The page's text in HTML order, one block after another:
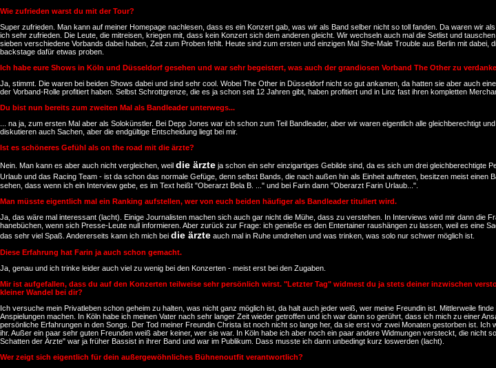
Wie zufrieden warst du mit der Tour?
Super zufrieden. Man kann auf meiner Homepage nachlesen, dass es ein Konzert gab, was wir als Band selber nicht so toll fanden. Da waren wir
ich sehr zufrieden. Die Leute, die mitreisen, kriegen mit, dass kein Konzert sich dem anderen gleicht. Wir wechseln auch mal die Setlist und
sieben verschiedene Vorbands dabei haben, Zeit zum Proben fehlt. Heute sind zum ersten und einzigen Mal She-Male Trouble aus Berlin mit
backstage dafür etwas proben.
Ich habe eure Shows in Köln und Düsseldorf gesehen und war sehr begeistert, was auch der grandiosen Vorband The Other zu
Ja, stimmt. Die waren bei beiden Shows dabei und sind sehr cool. Wobei The Other in Düsseldorf nicht so gut ankamen, da hatten sie aber auch
der Vorband-Rolle profitiert haben. Selbst Schrottgrenze, die es ja schon seit 12 Jahren gibt, haben profitiert und in Linz fast ihren kompletten
Du bist nun bereits zum zweiten Mal als Bandleader unterwegs...
... na ja, zum ersten Mal aber als Solokünstler. Bei Depp Jones war ich schon zum Teil Bandleader, aber wir waren eigentlich alle
diskutieren auch Sachen, aber die endgültige Entscheidung liegt bei mir.
Ist es schöneres Gefühl als on the road mit die ärzte?
Nein. Man kann es aber auch nicht vergleichen, weil die ärzte ja schon ein sehr einzigartiges Gebilde sind, da es sich um drei gleichberechtigte
Urlaub und das Racing Team - ist da schon das normale Gefüge, denn selbst Bands, die nach außen hin als Einheit auftreten, besitzen meist einen
sehen, dass wenn ich ein Interview gebe, es im Text heißt "Oberarzt Bela B. ..." und bei Farin dann "Oberarzt Farin Urlaub...".
Man müsste eigentlich mal ein Ranking aufstellen, wer von euch beiden häufiger als Bandleader tituliert wird.
Ja, das wäre mal interessant (lacht). Einige Journalisten machen sich auch gar nicht die Mühe, dass zu verstehen. In Interviews wird mir dann die
hanebüchen, wenn sich Presse-Leute null informieren. Aber zurück zur Frage: ich genieße es den Entertainer raushängen zu lassen, weil es eine
das sehr viel Spaß. Andererseits kann ich mich bei die ärzte auch mal in Ruhe umdrehen und was trinken, was solo nur schwer möglich ist.
Diese Erfahrung hat Farin ja auch schon gemacht.
Ja, genau und ich trinke leider auch viel zu wenig bei den Konzerten - meist erst bei den Zugaben.
Mir ist aufgefallen, dass du auf den Konzerten teilweise sehr persönlich wirst. "Letzter Tag" widmest du ja stets deiner inzwischen
kleiner Wandel bei dir?
Ich versuche mein Privatleben schon geheim zu halten, was nicht ganz möglich ist, da halt auch jeder weiß, wer meine Freundin ist. Mittlerweile
Anspielungen machen. In Köln habe ich meinen Vater nach sehr langer Zeit wieder getroffen und ich war dann so gerührt, dass ich mich zu einer
persönliche Erfahrungen in den Songs. Der Tod meiner Freundin Christa ist noch nicht so lange her, da sie erst vor zwei Monaten gestorben ist.
ihr. Außer ein paar sehr guten Freunden weiß aber keiner, wer sie war. In Köln habe ich aber noch ein paar andere Widmungen versteckt, die
Schatten der Ärzte" war ja früher Bassist in ihrer Band und war im Publikum. Dass musste ich dann unbedingt kurz loswerden (lacht).
Wer zeigt sich eigentlich für dein außergewöhnliches Bühnenoutfit verantwortlich?